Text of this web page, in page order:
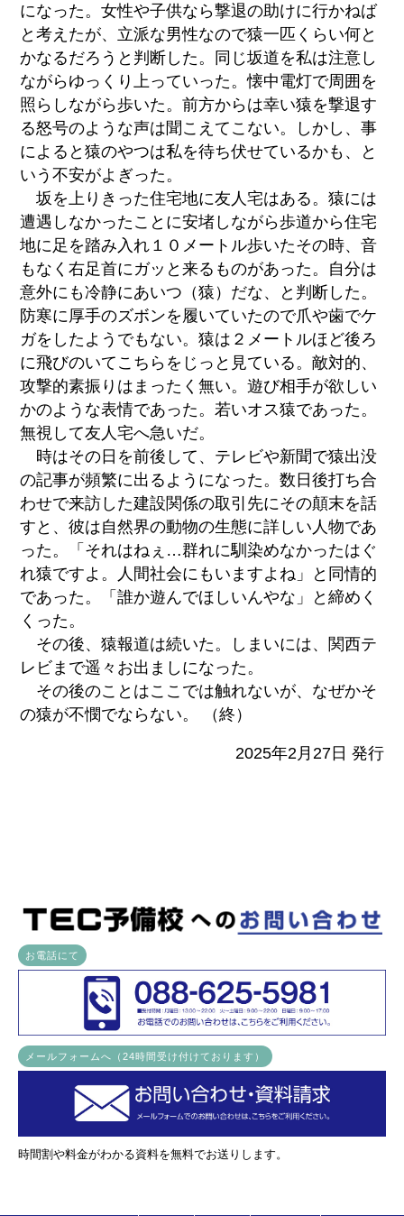
になった。女性や子供なら撃退の助けに行かねば
と考えたが、立派な男性なので猿一匹くらい何と
かなるだろうと判断した。同じ坂道を私は注意し
ながらゆっくり上っていった。懐中電灯で周囲を
照らしながら歩いた。前方からは幸い猿を撃退す
る怒号のような声は聞こえてこない。しかし、事
によると猿のやつは私を待ち伏せているかも、と
いう不安がよぎった。
坂を上りきった住宅地に友人宅はある。猿には
遭遇しなかったことに安堵しながら歩道から住宅
地に足を踏み入れ１０メートル歩いたその時、音
もなく右足首にガッと来るものがあった。自分は
意外にも冷静にあいつ（猿）だな、と判断した。
防寒に厚手のズボンを履いていたので爪や歯でケ
ガをしたようでもない。猿は２メートルほど後ろ
に飛びのいてこちらをじっと見ている。敵対的、
攻撃的素振りはまったく無い。遊び相手が欲しい
かのような表情であった。若いオス猿であった。
無視して友人宅へ急いだ。
時はその日を前後して、テレビや新聞で猿出没
の記事が頻繁に出るようになった。数日後打ち合
わせで来訪した建設関係の取引先にその顛末を話
すと、彼は自然界の動物の生態に詳しい人物であ
った。「それはねぇ…群れに馴染めなかったはぐ
れ猿ですよ。人間社会にもいますよね」と同情的
であった。「誰か遊んでほしいんやな」と締めく
くった。
その後、猿報道は続いた。しまいには、関西テ
レビまで遥々お出ましになった。
その後のことはここでは触れないが、なぜかそ
の猿が不憫でならない。 （終）
2025年2月27日 発行
お電話にて
メールフォームへ（24時間受け付けております）
時間割や料金がわかる資料を無料でお送りします。